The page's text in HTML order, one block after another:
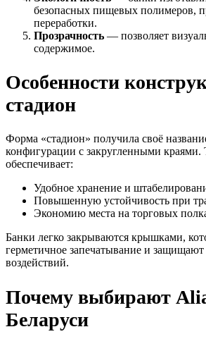
безопасных пищевых полимеров,
переработки.
Прозрачность — позволяет
содержимое.
Особенности
стадион
Форма «стадион» получила своё
конфигурации с закругленными краями.
обеспечивает:
Удобное хранение и
Повышенную устойчивость при
Экономию места на торговых
Банки легко закрываются крышками,
герметичное запечатывание и
воздействий.
Почему выбирают
Беларуси